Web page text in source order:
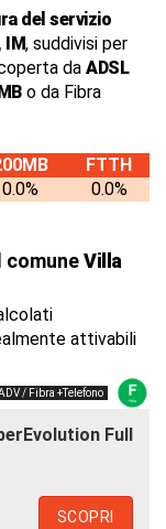
del servizio
IM, suddivisi per
da ADSL
o da Fibra
FTTH
0.0% 0.0%
Villa
attivabili
/ Fibra +Telefono
Full
SCOPRI